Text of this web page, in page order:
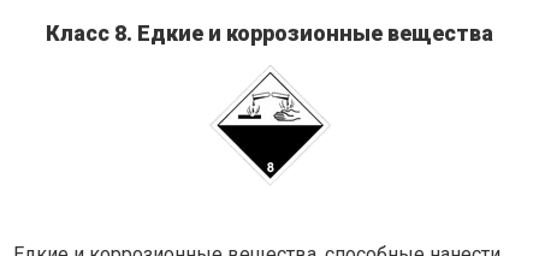
Класс 8. Едкие и коррозионные вещества